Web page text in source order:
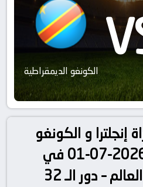
الكونغو الديمقراطية
إنجلترا و الكونغو
الديمقراطية بتاريخ 2026-07-01 في
– دور الـ 32